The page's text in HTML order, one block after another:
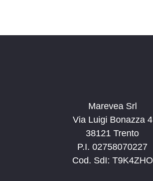
Marevea Srl
Via Luigi Bonazza 4
38121 Trento
P.I. 02758070227
Cod. SdI: T9K4ZHO